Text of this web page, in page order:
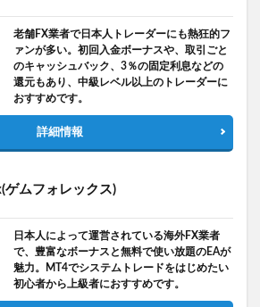
老舗FX業者で日本人トレーダーにも熱狂的フ
ァンが多い。初回入金ボーナスや、取引ごと
のキャッシュバック、3％の固定利息などの
還元もあり、中級レベル以上のトレーダーに
おすすめです。
詳細情報
ゲムフォレックス)
日本人によって運営されている海外FX業者
で、豊富なボーナスと無料で使い放題のEAが
魅力。MT4でシステムトレードをはじめたい
初心者から上級者におすすめです。